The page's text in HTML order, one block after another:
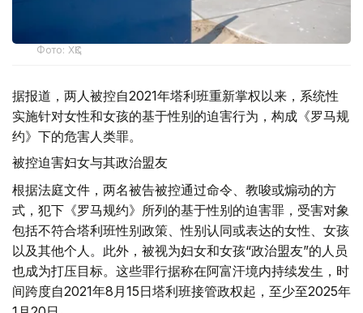
Фото: ХҚС
据报道，两人被控自2021年塔利班重新掌权以来，系统性
实施针对女性和女孩的基于性别的迫害行为，构成《罗马规
约》下的危害人类罪。
被控迫害妇女与其政治盟友
根据法庭文件，两名被告被控通过命令、教唆或煽动的方
式，犯下《罗马规约》所列的基于性别的迫害罪，受害对象
包括不符合塔利班性别政策、性别认同或表达的女性、女孩
以及其他个人。此外，被视为妇女和女孩“政治盟友”的人员
也成为打压目标。这些罪行据称在阿富汗境内持续发生，时
间跨度自2021年8月15日塔利班接管政权起，至少至2025年